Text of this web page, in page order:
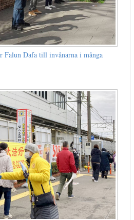
Falun Dafa till invånarna i många